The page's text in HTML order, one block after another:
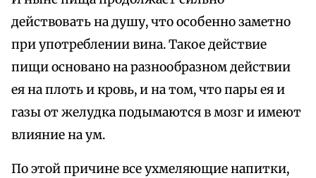
действовать на душу, что особенно заметно
при употреблении вина. Такое действие
пищи основано на разнообразном действии
ея на плоть и кровь, и на том, что пары ея и
газы от желудка подымаются в мозг и имеют
влияние на ум.
По этой причине все ухмеляющие напитки,